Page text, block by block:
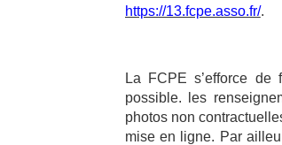
https://13.fcpe.asso.fr/.
La FCPE s’efforce
possible. les
photos non
mise en ligne. Par